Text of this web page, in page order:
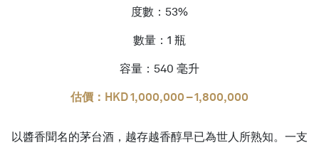
度數：53%
數量：1 瓶
容量：540 毫升
估價：HKD 1,000,000 – 1,800,000
以醬香聞名的茅台酒，越存越香醇早已為世人所熟知。一支